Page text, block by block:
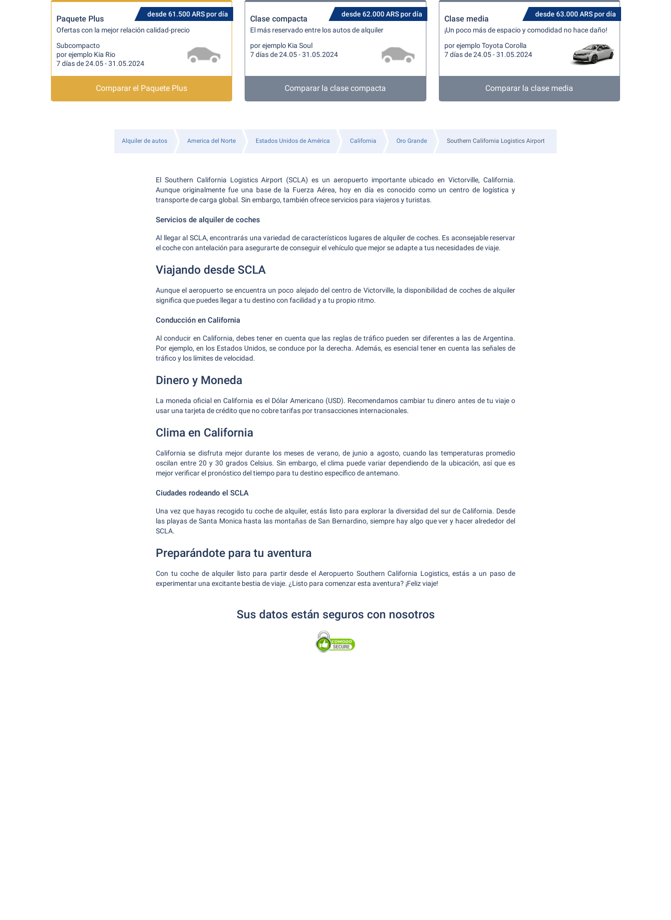
desde 61.500 ARS por día
Paquete Plus
Ofertas con la mejor relación calidad-precio
Subcompacto
por ejemplo Kia Rio
7 días de 24.05 - 31.05.2024
Comparar el Paquete Plus
desde 62.000 ARS por día
Clase compacta
El más reservado entre los autos de alquiler
por ejemplo Kia Soul
7 días de 24.05 - 31.05.2024
Comparar la clase compacta
desde 63.000 ARS por día
Clase media
¡Un poco más de espacio y comodidad no hace daño!
por ejemplo Toyota Corolla
7 días de 24.05 - 31.05.2024
Comparar la clase media
Alquiler de autos America del Norte Estados Unidos de América California Oro Grande Southern California Logistics Airport
El Southern California Logistics Airport (SCLA) es un aeropuerto importante ubicado en Victorville, California.
Aunque originalmente fue una base de la Fuerza Aérea, hoy en día es conocido como un centro de logística y
transporte de carga global. Sin embargo, también ofrece servicios para viajeros y turistas.
Servicios de alquiler de coches
Al llegar al SCLA, encontrarás una variedad de característicos lugares de alquiler de coches. Es aconsejable reservar
el coche con antelación para asegurarte de conseguir el vehículo que mejor se adapte a tus necesidades de viaje.
Viajando desde SCLA
Aunque el aeropuerto se encuentra un poco alejado del centro de Victorville, la disponibilidad de coches de alquiler
significa que puedes llegar a tu destino con facilidad y a tu propio ritmo.
Conducción en California
Al conducir en California, debes tener en cuenta que las reglas de tráfico pueden ser diferentes a las de Argentina.
Por ejemplo, en los Estados Unidos, se conduce por la derecha. Además, es esencial tener en cuenta las señales de
tráfico y los límites de velocidad.
Dinero y Moneda
La moneda oficial en California es el Dólar Americano (USD). Recomendamos cambiar tu dinero antes de tu viaje o
usar una tarjeta de crédito que no cobre tarifas por transacciones internacionales.
Clima en California
California se disfruta mejor durante los meses de verano, de junio a agosto, cuando las temperaturas promedio
oscilan entre 20 y 30 grados Celsius. Sin embargo, el clima puede variar dependiendo de la ubicación, así que es
mejor verificar el pronóstico del tiempo para tu destino específico de antemano.
Ciudades rodeando el SCLA
Una vez que hayas recogido tu coche de alquiler, estás listo para explorar la diversidad del sur de California. Desde
las playas de Santa Monica hasta las montañas de San Bernardino, siempre hay algo que ver y hacer alrededor del
SCLA.
Preparándote para tu aventura
Con tu coche de alquiler listo para partir desde el Aeropuerto Southern California Logistics, estás a un paso de
experimentar una excitante bestia de viaje. ¿Listo para comenzar esta aventura? ¡Feliz viaje!
Sus datos están seguros con nosotros